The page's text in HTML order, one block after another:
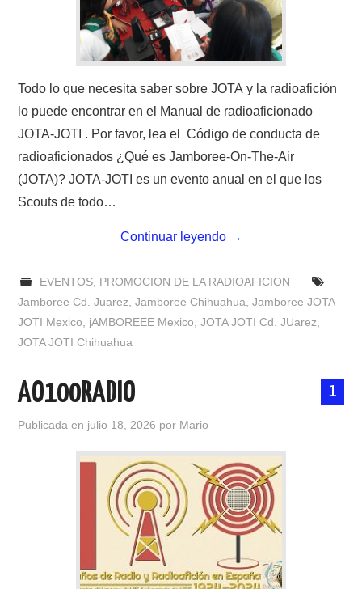
LA PULGA MERCANTE
LITERATURA DE LA RADIO
MIEMBROS ORIGINALES
MODOS DIGITALES
MORSE CW APRENDE Y MAS
PLAN DE BANDAS DE
RADIOAFICIONADOS EN MEXICO
PROMOCIÓN DE LA RADIO AFICIÓN
PROPAGACIÓN
SALÓN DE LA FAMA DEL CRECJ
SOLICITUD DE INGRESO
Todo lo que necesita saber sobre JOTA y la radioafición
lo puede encontrar en el Manual de radioaficionado
JOTA-JOTI . Por favor, lea el Código de conducta de
radioaficionados ¿Qué es Jamboree-On-The-Air
(JOTA)? JOTA-JOTI es un evento anual en el que los
Scouts de todo…
Continuar leyendo →
EVENTOS, PROMOCION DE LA RADIOAFICION
Jamboree Cd. Juarez,Jamboree Chihuahua,Jamboree JOTA
JOTI Mexico, jAMBOREEE Mexico,JOTA JOTI Cd. JUarez,
JOTA JOTI Chihuahua
1
AO100RADIO
Publicada en julio 18, 2026 por Mario